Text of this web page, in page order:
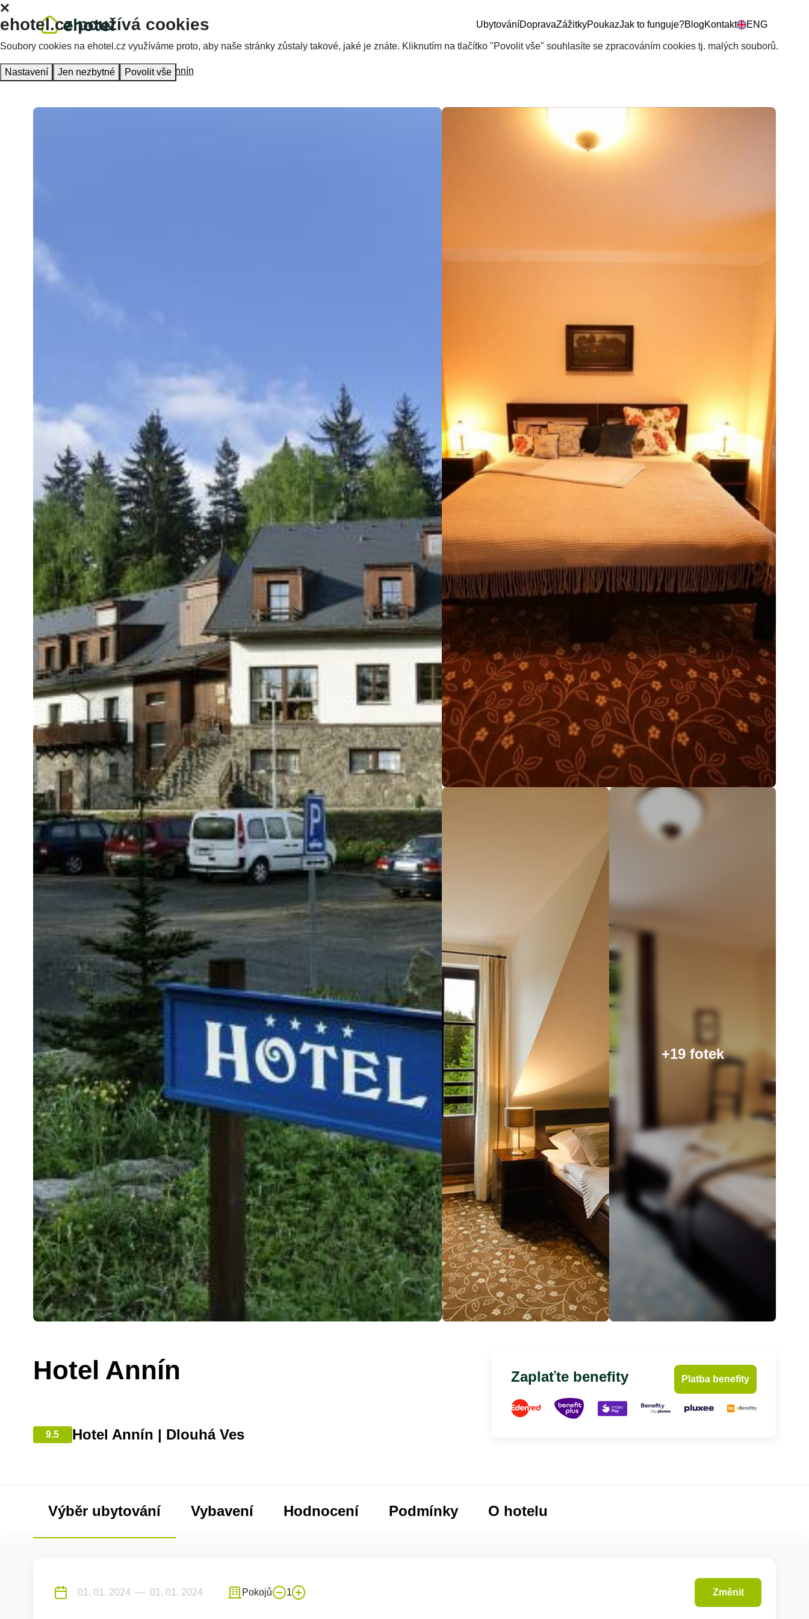
UbytováníDopravaZážitkyPoukazJak to funguje?BlogKontakt ENG
Hlavní stránka Ubytování Hotel Annín
+19 fotek
Hotel Annín
9.5 Hotel Annín | Dlouhá Ves
Zaplaťte benefity Platba benefity
Výběr ubytování Vybavení Hodnocení Podmínky O hotelu
Pokojů 1 Změnit
ehotel.cz používá cookies
Soubory cookies na ehotel.cz využíváme proto, aby naše stránky zůstaly takové, jaké je znáte. Kliknutím na tlačítko "Povolit vše" souhlasíte se zpracováním cookies tj. malých souborů.
Nastavení Jen nezbytné Povolit vše